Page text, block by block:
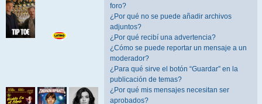
foro?
¿Por qué no se puede añadir archivos
adjuntos?
¿Por qué recibí una advertencia?
¿Cómo se puede reportar un mensaje a un
moderador?
¿Para qué sirve el botón “Guardar” en la
publicación de temas?
¿Por qué mis mensajes necesitan ser
aprobados?